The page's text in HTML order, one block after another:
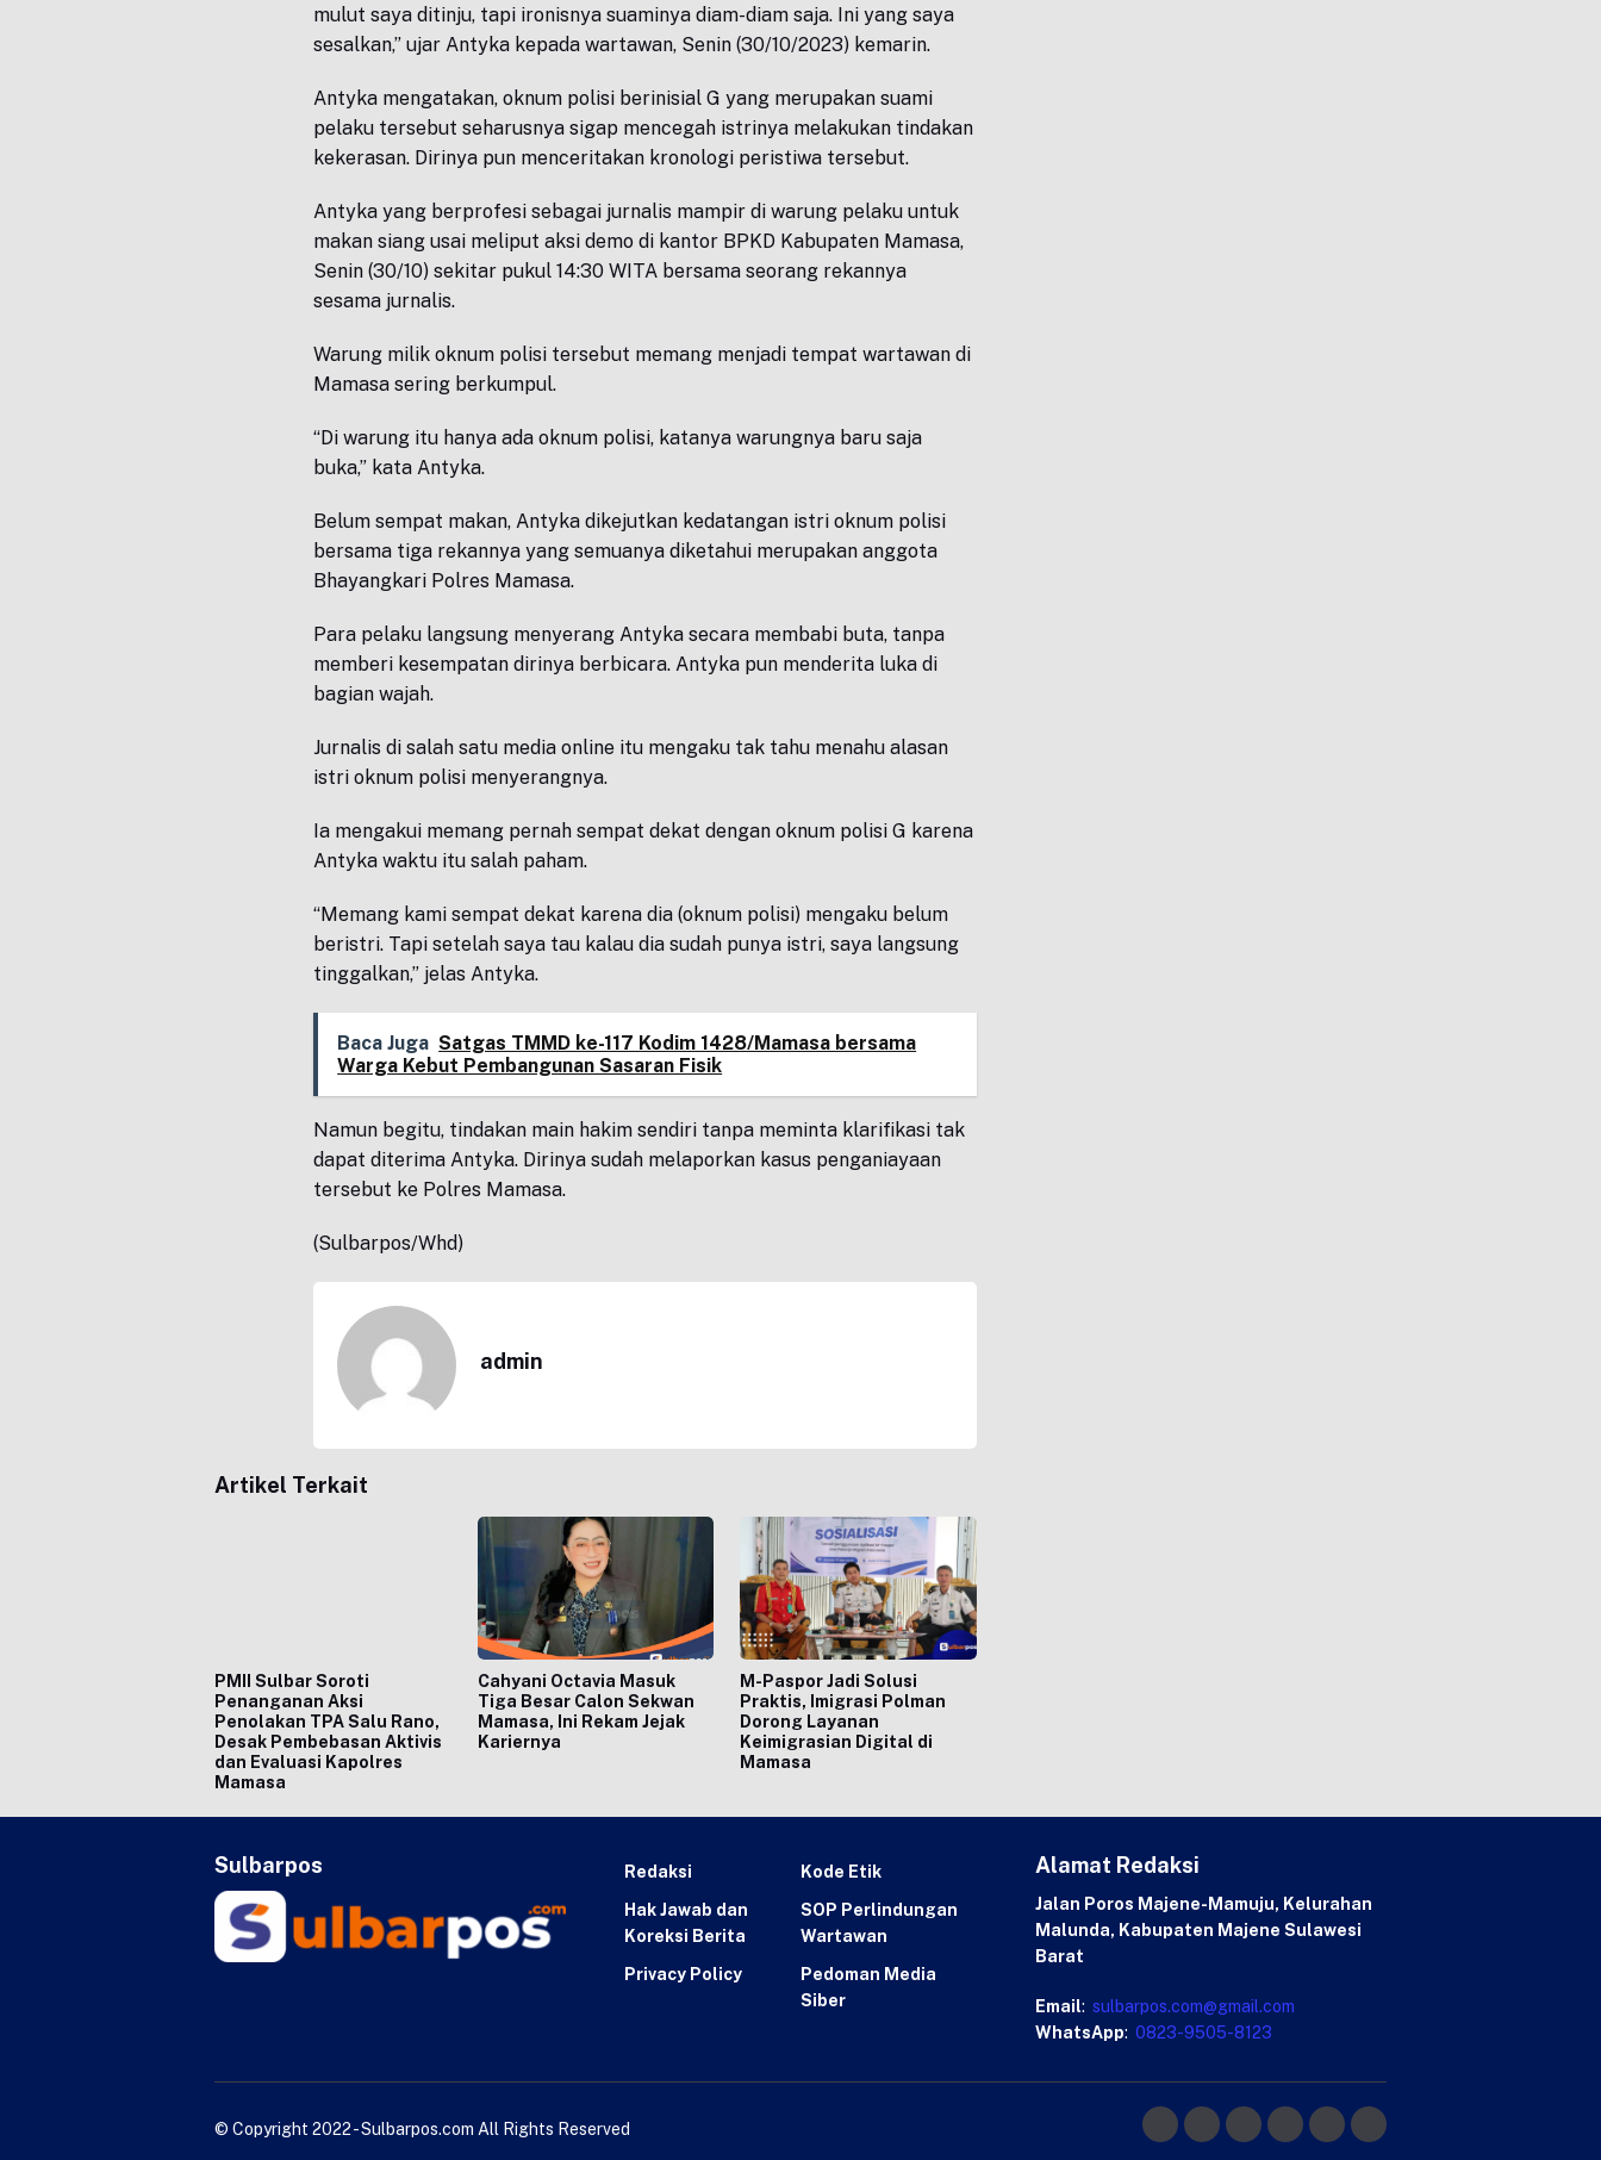
mulut saya ditinju, tapi ironisnya suaminya diam-diam saja. Ini yang saya
sesalkan,” ujar Antyka kepada wartawan, Senin (30/10/2023) kemarin.
Antyka mengatakan, oknum polisi berinisial G yang merupakan suami
pelaku tersebut seharusnya sigap mencegah istrinya melakukan tindakan
kekerasan. Dirinya pun menceritakan kronologi peristiwa tersebut.
Antyka yang berprofesi sebagai jurnalis mampir di warung pelaku untuk
makan siang usai meliput aksi demo di kantor BPKD Kabupaten Mamasa,
Senin (30/10) sekitar pukul 14:30 WITA bersama seorang rekannya
sesama jurnalis.
Warung milik oknum polisi tersebut memang menjadi tempat wartawan di
Mamasa sering berkumpul.
“Di warung itu hanya ada oknum polisi, katanya warungnya baru saja
buka,” kata Antyka.
Belum sempat makan, Antyka dikejutkan kedatangan istri oknum polisi
bersama tiga rekannya yang semuanya diketahui merupakan anggota
Bhayangkari Polres Mamasa.
Para pelaku langsung menyerang Antyka secara membabi buta, tanpa
memberi kesempatan dirinya berbicara. Antyka pun menderita luka di
bagian wajah.
Jurnalis di salah satu media online itu mengaku tak tahu menahu alasan
istri oknum polisi menyerangnya.
Ia mengakui memang pernah sempat dekat dengan oknum polisi G karena
Antyka waktu itu salah paham.
“Memang kami sempat dekat karena dia (oknum polisi) mengaku belum
beristri. Tapi setelah saya tau kalau dia sudah punya istri, saya langsung
tinggalkan,” jelas Antyka.
Baca Juga Satgas TMMD ke-117 Kodim 1428/Mamasa bersama
Warga Kebut Pembangunan Sasaran Fisik
Namun begitu, tindakan main hakim sendiri tanpa meminta klarifikasi tak
dapat diterima Antyka. Dirinya sudah melaporkan kasus penganiayaan
tersebut ke Polres Mamasa.
(Sulbarpos/Whd)
admin
Artikel Terkait
PMII Sulbar Soroti
Penanganan Aksi
Penolakan TPA Salu Rano,
Desak Pembebasan Aktivis
dan Evaluasi Kapolres
Mamasa
Cahyani Octavia Masuk
Tiga Besar Calon Sekwan
Mamasa, Ini Rekam Jejak
Kariernya
M-Paspor Jadi Solusi
Praktis, Imigrasi Polman
Dorong Layanan
Keimigrasian Digital di
Mamasa
Sulbarpos Redaksi
Kode Etik
Hak Jawab dan
Koreksi Berita
SOP Perlindungan
Wartawan
Privacy Policy
Pedoman Media
Siber
Alamat Redaksi
Jalan Poros Majene-Mamuju, Kelurahan
Malunda, Kabupaten Majene Sulawesi
Barat
Email: sulbarpos.com@gmail.com
WhatsApp: 0823-9505-8123
© Copyright 2022 - Sulbarpos.com All Rights Reserved